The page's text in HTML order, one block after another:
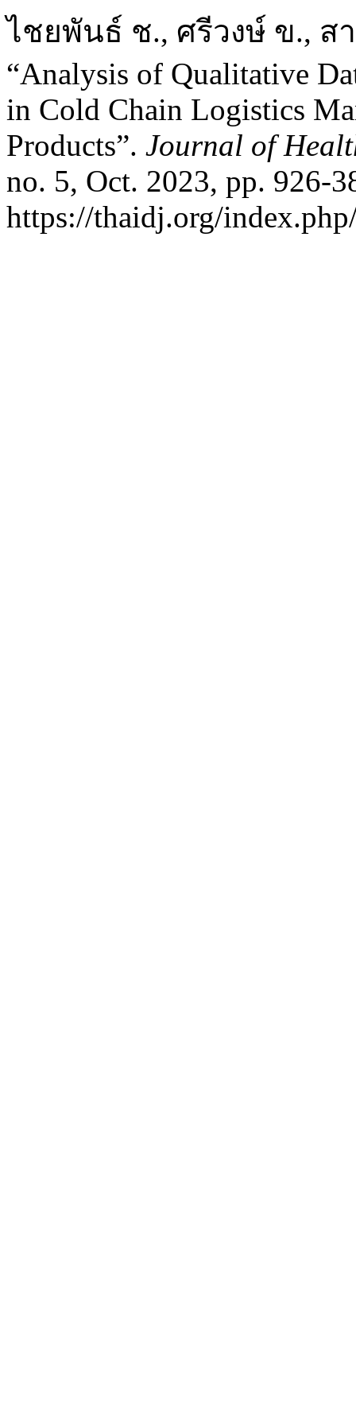
ไชยพันธ์ ช., ศรีวงษ์ ข., ส
“Analysis of Qualitative
in Cold Chain Logistics
Products”. Journal of
no. 5, Oct. 2023, pp. 926-
https://thaidj.org/